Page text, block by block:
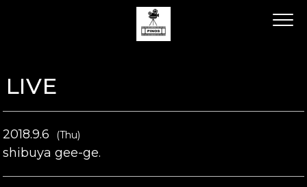
LIVE
2018.9.6 (Thu)
shibuya gee-ge.